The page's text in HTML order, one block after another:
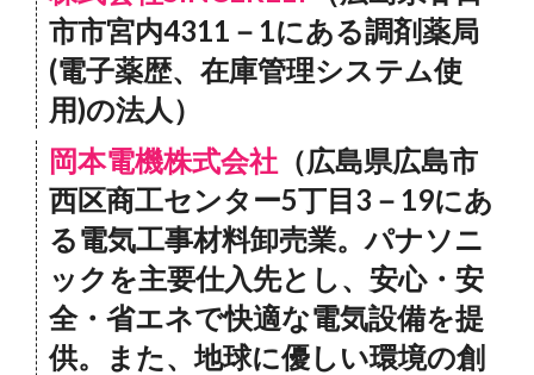
市市宮内4311－1にある調剤薬局
(電子薬歴、在庫管理システム使
用)の法人）
岡本電機株式会社 （広島県広島市
西区商工センター5丁目3－19にあ
る電気工事材料卸売業。パナソニ
ックを主要仕入先とし、安心・安
全・省エネで快適な電気設備を提
供。また、地球に優しい環境の創